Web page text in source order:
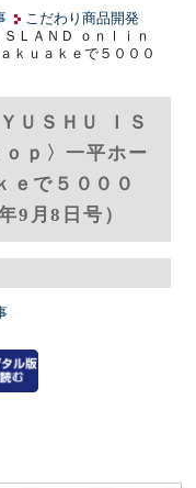
こだわり商品開発
ＬＡＮＤ ｏｎｌｉｎ
ｋｕａｋｅで５０００
ＵＳＨＵ ＩＳ
ｐ〉一平ホー
ｅで５０００
9月8日号）